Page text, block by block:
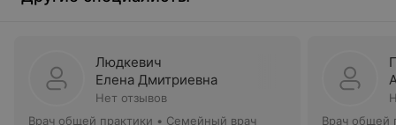
Людкевич
Елена Дмитриевна
Нет отзывов
Врач общей практики • Семейный врач
Врач общей